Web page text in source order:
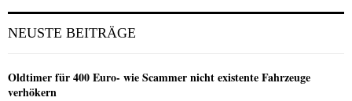
NEUSTE BEITRÄGE
Oldtimer für 400 Euro- wie Scammer nicht existente Fahrzeuge
verhökern